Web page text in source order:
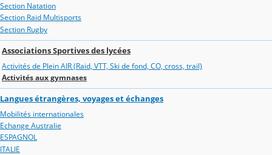
Section Natation
Section Raid Multisports
Section Rugby
Associations Sportives des lycées
Activités de Plein AIR (Raid, VTT, Ski de fond, CO, cross, trail)
Activités aux gymnases
Langues étrangères, voyages et échanges
Mobilités internationales
Echange Australie
ESPAGNOL
ITALIE